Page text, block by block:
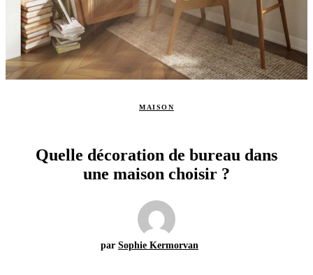
MAISON
Quelle décoration de bureau dans
une maison choisir ?
par Sophie Kermorvan